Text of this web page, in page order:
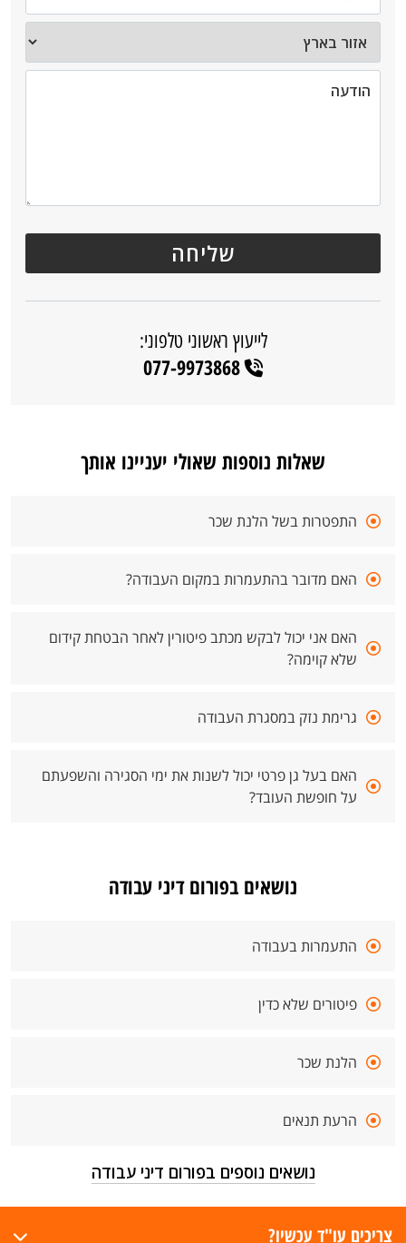
לייעוץ ראשוני טלפוני:
077-9973868
שאלות נוספות שאולי יעניינו אותך
התפטרות בשל הלנת שכר
האם מדובר בהתעמרות במקום העבודה?
האם אני יכול לבקש מכתב פיטורין לאחר הבטחת קידום
שלא קוימה?
גרימת נזק במסגרת העבודה
האם בעל גן פרטי יכול לשנות את ימי הסגירה והשפעתם
על חופשת העובד?
נושאים בפורום דיני עבודה
התעמרות בעבודה
פיטורים שלא כדין
הלנת שכר
הרעת תנאים
נושאים נוספים בפורום דיני עבודה
צריכים עו"ד עכשיו?